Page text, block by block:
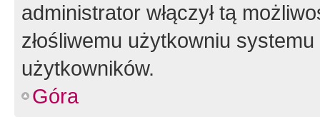
administrator włączył tą
złośliwemu użytkowniu
użytkowników.
Góra